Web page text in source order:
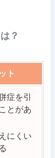
？
ト
症を引
とがあ
にくい